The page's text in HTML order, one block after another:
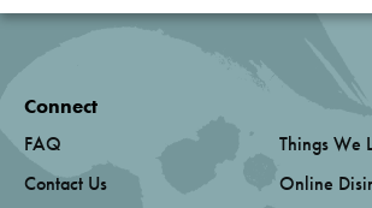
Connect
FAQ
Contact Us
Things We
Online